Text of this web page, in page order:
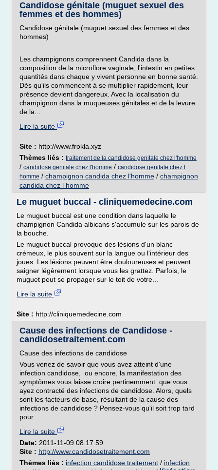
Candidose génitale (muguet sexuel des
femmes et des hommes)
Candidose génitale (muguet sexuel des femmes et des
hommes)
Les champignons comprennent Candida dans la
composition de la microflore vaginale, l'intestin en petites
quantités dans chaque y vivent personne en bonne santé.
Dès qu'ils commencent à se multiplier rapidement, leur
présence devient dangereux. Avec la localisation du
champignon dans la muqueuses génitales et de la levure
de la...
Lire la suite
Site : http://www.frokla.xyz
Thèmes liés : traitement de la candidose genitale chez l'homme
/ candidose genitale chez l'homme / candidose genitale chez l
homme / champignon candida chez l'homme / champignon
candida chez l homme
Le muguet buccal - cliniquemedecine.com
Le muguet buccal est une condition dans laquelle le
champignon Candida albicans s'accumule sur les parois de
la bouche.
Le muguet buccal provoque des lésions d'un blanc
crémeux, le plus souvent sur la langue ou l'intérieur des
joues. Les lésions peuvent être douloureuses et peuvent
saigner légèrement lorsque vous les grattez. Parfois, le
muguet peut se propager sur le toit de votre...
Lire la suite
Site : http://cliniquemedecine.com
Cause des infections de Candidose -
candidosetraitement.com
Cause des infections de candidose
Vous venez de savoir que vous avez atteint d'une
infection candidose, ou encore, la manifestation des
symptômes vous laisse croire pertinemment que vous
ayez contracté des infections de candidose. Alors, quels
sont les facteurs de base, résultant de la cause des
infections de candidose ? Pensez-vous qu'il soit trop tard
pour...
Lire la suite
Date: 2011-11-09 08:17:59
Site : http://www.candidosetraitement.com
Thèmes liés : infection candidose traitement / infection